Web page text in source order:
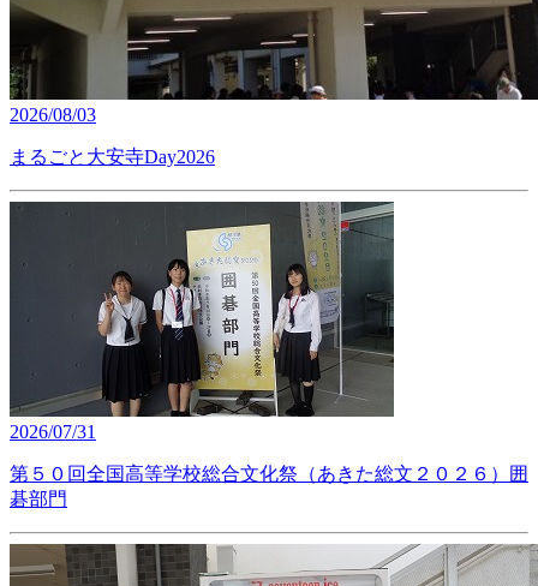
2026/08/03
まるごと大安寺Day2026
2026/07/31
第５０回全国高等学校総合文化祭（あきた総文２０２６）囲
碁部門